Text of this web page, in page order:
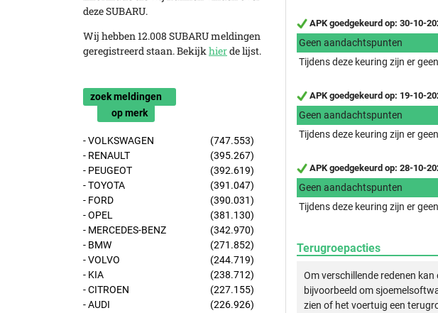
deze SUBARU.
Wij hebben 12.008 SUBARU meldingen
geregistreerd staan. Bekijkhierde lijst.
zoek meldingen
op merk
- VOLKSWAGEN
(747.553)
- RENAULT
(395.267)
- PEUGEOT
(392.619)
- TOYOTA
(391.047)
- FORD
(390.031)
- OPEL
(381.130)
- MERCEDES-BENZ
(342.970)
- BMW
(271.852)
- VOLVO
(244.719)
- KIA
(238.712)
- CITROEN
(227.155)
- AUDI
(226.926)
APK goedgekeurd op: 30-10-
Geen aandachtspunten
Tijdens deze keuring zijn er
APK goedgekeurd op: 19-10-
Geen aandachtspunten
Tijdens deze keuring zijn er
APK goedgekeurd op: 28-10-
Geen aandachtspunten
Tijdens deze keuring zijn er
Terugroepacties
Om verschillende redenen
bijvoorbeeld om
zien of het voertuig een